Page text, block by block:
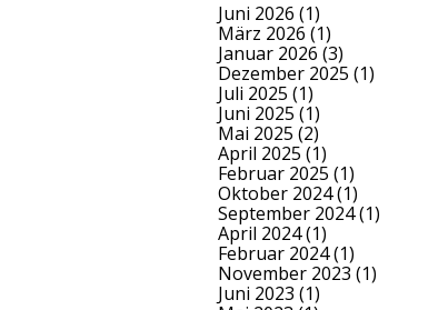
Juni 2026 (1)
März 2026 (1)
Januar 2026 (3)
Dezember 2025 (1)
Juli 2025 (1)
Juni 2025 (1)
Mai 2025 (2)
April 2025 (1)
Februar 2025 (1)
Oktober 2024(1)
September 2024(1)
April 2024(1)
Februar 2024(1)
November 2023 (1)
Juni 2023 (1)